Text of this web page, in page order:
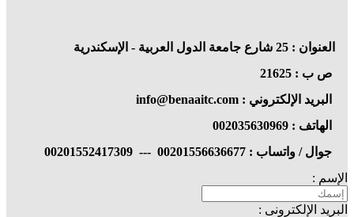
العنوان : 25 شارع جامعة الدول العربية - الإسكندرية
ص ب : 21625
البريد الإلكتروني : info@benaaitc.com
الهاتف : 002035630969
جوال / واتساب : 00201556636677 --- 00201552417309
الإسم :
البريد الإلكترونى :